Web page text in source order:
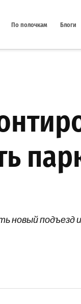
По полочкам Блоги
подъезд